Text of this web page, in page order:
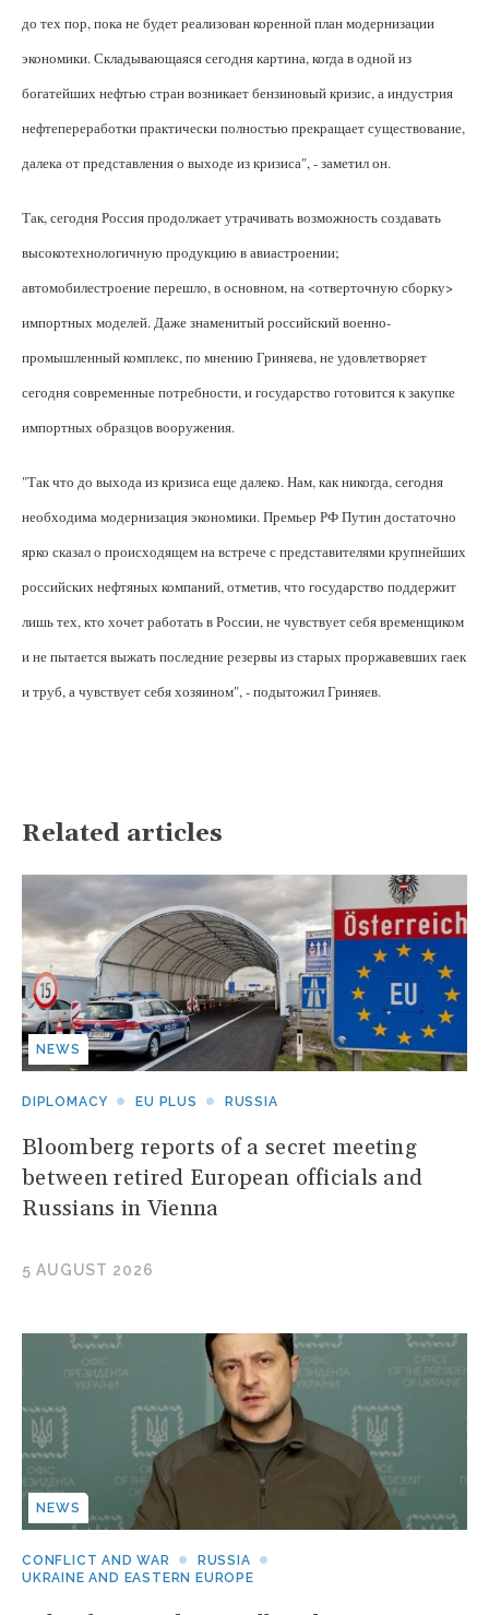
до тех пор, пока не будет реализован коренной план модернизации
экономики. Складывающаяся сегодня картина, когда в одной из
богатейших нефтью стран возникает бензиновый кризис, а индустрия
нефтепереработки практически полностью прекращает существование,
далека от представления о выходе из кризиса", - заметил он.
Так, сегодня Россия продолжает утрачивать возможность создавать
высокотехнологичную продукцию в авиастроении;
автомобилестроение перешло, в основном, на <отверточную сборку>
импортных моделей. Даже знаменитый российский военно-
промышленный комплекс, по мнению Гриняева, не удовлетворяет
сегодня современные потребности, и государство готовится к закупке
импортных образцов вооружения.
"Так что до выхода из кризиса еще далеко. Нам, как никогда, сегодня
необходима модернизация экономики. Премьер РФ Путин достаточно
ярко сказал о происходящем на встрече с представителями крупнейших
российских нефтяных компаний, отметив, что государство поддержит
лишь тех, кто хочет работать в России, не чувствует себя временщиком
и не пытается выжать последние резервы из старых проржавевших гаек
и труб, а чувствует себя хозяином", - подытожил Гриняев.
Related articles
NEWS
DIPLOMACY EU PLUS RUSSIA
Bloomberg reports of a secret meeting
between retired European officials and
Russians in Vienna
5 AUGUST 2026
NEWS
CONFLICT AND WAR
RUSSIA
UKRAINE AND EASTERN EUROPE